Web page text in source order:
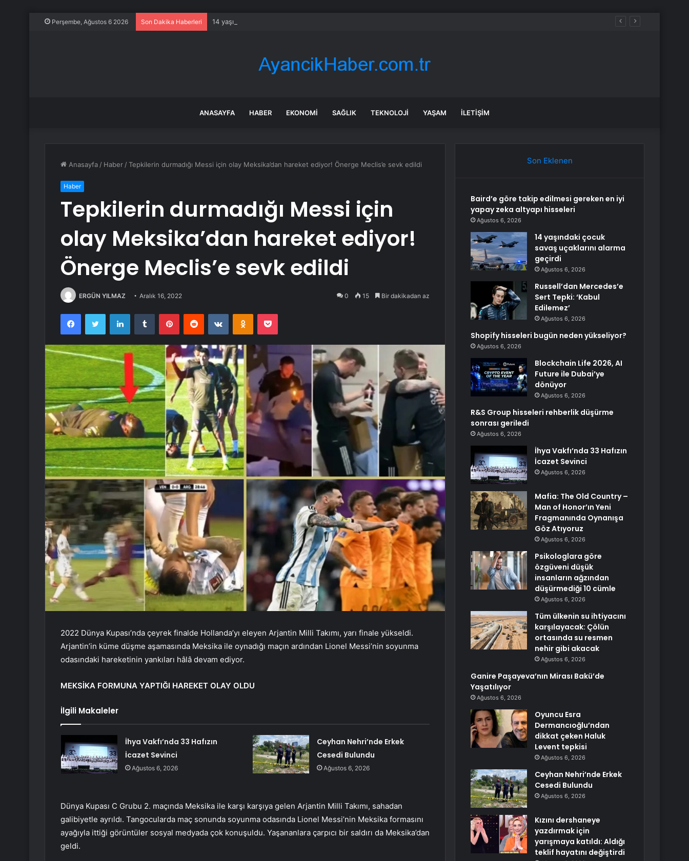
Perşembe, Ağustos 6 2026 Son Dakika Haberleri 14 yaşındaki çocuk savaş uçaklarını alarma geçirdi
ANASAYFA HABER EKONOMI SAĞLIK TEKNOLOJI YAŞAM İLETIŞIM
Anasayfa / Haber /Tepkilerin durmadığı Messi için olay Meksika’dan hareket ediyor! Önerge Meclis’e sevk edildi
Haber
Tepkilerin durmadığı Messi için
olay Meksika’dan hareket ediyor!
Önerge Meclis’e sevk edildi
ERGÜN YILMAZ Aralık 16, 2022 0 15 Bir dakikadan az
FacebookTwitter LinkedInTumblr PinterestReddit VKontakteOdnoklassniki
Pocket
2022 Dünya Kupası’nda çeyrek finalde Hollanda’yı eleyen Arjantin Milli Takımı, yarı finale yükseldi.
Arjantin’in küme düşme aşamasında Meksika ile oynadığı maçın ardından Lionel Messi’nin soyunma
odasındaki hareketinin yankıları hâlâ devam ediyor.
MEKSİKA FORMUNA YAPTIĞI HAREKET OLAY OLDU
İlgili Makaleler
İhya Vakfı’nda 33 Hafızın
İcazet Sevinci
Ağustos 6, 2026
Ceyhan Nehri’nde Erkek
Cesedi Bulundu
Ağustos 6, 2026
Dünya Kupası C Grubu 2. maçında Meksika ile karşı karşıya gelen Arjantin Milli Takımı, sahadan
galibiyetle ayrıldı. Tangocularda maç sonunda soyunma odasında Lionel Messi’nin Meksika formasını
ayağıyla ittiği görüntüler sosyal medyada çok konuşuldu. Yaşananlara çarpıcı bir saldırı da Meksika’dan
geldi.
Son Eklenen
Baird’e göre takip edilmesi gereken en iyi
yapay zeka altyapı hisseleri
Ağustos 6, 2026
14 yaşındaki çocuk
savaş uçaklarını alarma
geçirdi
Ağustos 6, 2026
Russell’dan Mercedes’e
Sert Tepki: ‘Kabul
Edilemez’
Ağustos 6, 2026
Shopify hisseleri bugün neden yükseliyor?
Ağustos 6, 2026
Blockchain Life 2026, AI
Future ile Dubai’ye
dönüyor
Ağustos 6, 2026
R&S Group hisseleri rehberlik düşürme
sonrası geriledi
Ağustos 6, 2026
İhya Vakfı’nda 33 Hafızın
İcazet Sevinci
Ağustos 6, 2026
Mafia: The Old Country –
Man of Honor’ın Yeni
Fragmanında Oynanışa
Göz Atıyoruz
Ağustos 6, 2026
Psikologlara göre
özgüveni düşük
insanların ağzından
düşürmediği 10 cümle
Ağustos 6, 2026
Tüm ülkenin su ihtiyacını
karşılayacak: Çölün
ortasında su resmen
nehir gibi akacak
Ağustos 6, 2026
Ganire Paşayeva’nın Mirası Bakü’de
Yaşatılıyor
Ağustos 6, 2026
Oyuncu Esra
Dermancıoğlu’ndan
dikkat çeken Haluk
Levent tepkisi
Ağustos 6, 2026
Ceyhan Nehri’nde Erkek
Cesedi Bulundu
Ağustos 6, 2026
Kızını dershaneye
yazdırmak için
yarışmaya katıldı: Aldığı
teklif hayatını değiştirdi